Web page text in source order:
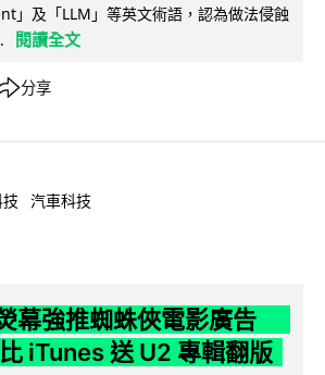
」及「LLM」等英文術語，認為做法侵蝕
閱讀全文
分享
汽車科技
幕強推蜘蛛俠電影廣告
iTunes 送 U2 專輯翻版